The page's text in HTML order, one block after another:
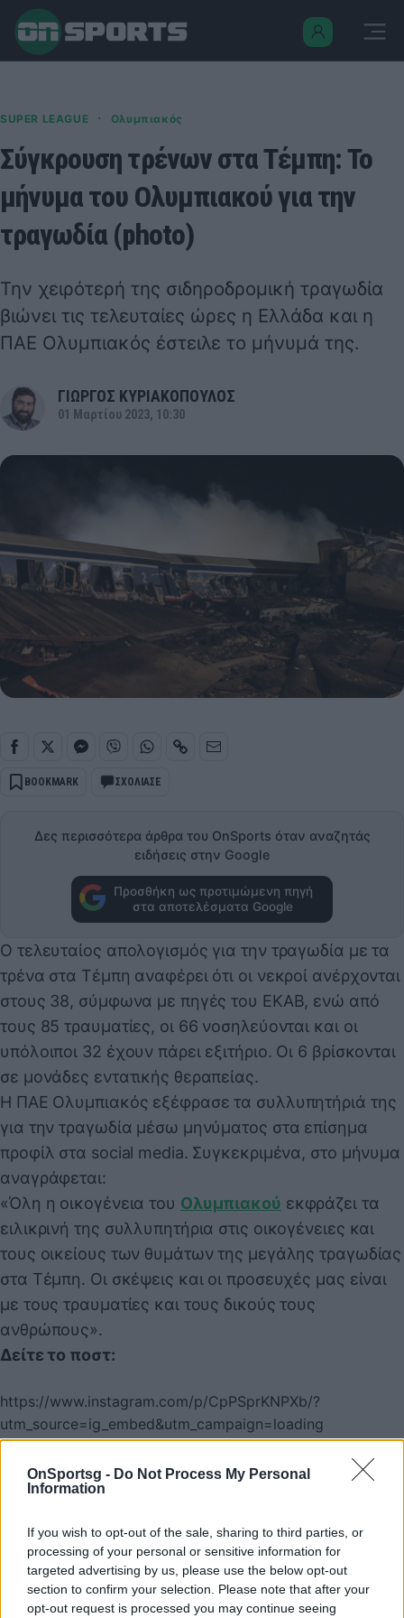
OnSportsg - Do Not Process My Personal
Information
If you wish to opt-out of the sale, sharing to third parties, or
processing of your personal or sensitive information for
targeted advertising by us, please use the below opt-out
section to confirm your selection. Please note that after your
opt-out request is processed you may continue seeing
SUPER LEAGUE · Ολυμπιακός
Σύγκρουση τρένων στα Τέμπη: Το
μήνυμα του Ολυμπιακού για την
τραγωδία (photo)
Την χειρότερή της σιδηροδρομική τραγωδία
βιώνει τις τελευταίες ώρες η Ελλάδα και η
ΠΑΕ Ολυμπιακός έστειλε το μήνυμά της.
ΓΙΩΡΓΟΣ ΚΥΡΙΑΚΟΠΟΥΛΟΣ
01 Μαρτίου 2023, 10:30
BOOKMARK ΣΧΟΛΙΑΣΕ
Δες περισσότερα άρθρα του OnSports όταν αναζητάς
ειδήσεις στην Google
Προσθήκη ως προτιμώμενη πηγή
στα αποτελέσματα Google
Ο τελευταίος απολογισμός για την τραγωδία με τα
τρένα στα Τέμπη αναφέρει ότι οι νεκροί ανέρχονται
στους 38, σύμφωνα με πηγές του ΕΚΑΒ, ενώ από
τους 85 τραυματίες, οι 66 νοσηλεύονται και οι
υπόλοιποι 32 έχουν πάρει εξιτήριο. Οι 6 βρίσκονται
σε μονάδες εντατικής θεραπείας.
Η ΠΑΕ Ολυμπιακός εξέφρασε τα συλλυπητήριά της
για την τραγωδία μέσω μηνύματος στα επίσημα
προφίλ στα social media. Συγκεκριμένα, στο μήνυμα
αναγράφεται:
«Όλη η οικογένεια του Ολυμπιακού εκφράζει τα
ειλικρινή της συλλυπητήρια στις οικογένειες και
τους οικείους των θυμάτων της μεγάλης τραγωδίας
στα Τέμπη. Οι σκέψεις και οι προσευχές μας είναι
με τους τραυματίες και τους δικούς τους
ανθρώπους».
Δείτε το ποστ:
https://www.instagram.com/p/CpPSprKNPXb/?
utm_source=ig_embed&utm_campaign=loading
READ MORE
και 53 τραυματίες νοσηλεύονται - Σε εξέλιξη
απεγκλωβισμοί
Σύγκρουση τρένων στα Τέμπη: Κηρύχθηκε
τριήμερο εθνικό πένθος με απόφαση του